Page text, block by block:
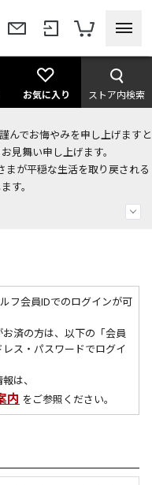
お気に入り ストア内検索
んでお悔やみを申し上げますと
見舞い申し上げます。
が平穏な生活を取り戻される
す。
せ＞
プレゼント！
フ会員IDでのログインが可
済の方は、以下の「会員
ス・パスワードでログイ
は、
内 をご参照ください。